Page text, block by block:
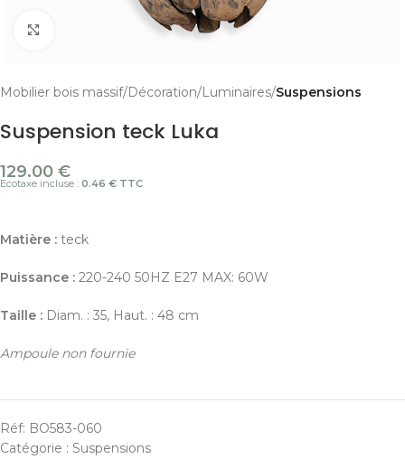
Cliquer pour agrandir
Mobilier bois massif Décoration Luminaires Suspensions
Suspension teck Luka
129.00 €
Ecotaxe incluse : 0.46 € TTC
Matière : teck
Puissance : 220-240 50HZ E27 MAX: 60W
Taille : Diam. : 35, Haut. : 48 cm
Ampoule non fournie
Réf: BO583-060
Catégorie : Suspensions